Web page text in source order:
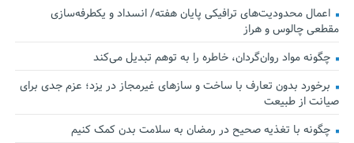
اعمال محدودیت‌های ترافیکی پایان هفته/ انسداد و یکطرفه‌سازی
مقطعی چالوس و هراز
چگونه مواد روان‌گردان، خاطره را به توهم تبدیل می‌کند
برخورد بدون تعارف با ساخت‌ و سازهای غیرمجاز در یزد؛ عزم جدی برای
صیانت از طبیعت
چگونه با تغذیه صحیح در رمضان به سلامت بدن کمک کنیم